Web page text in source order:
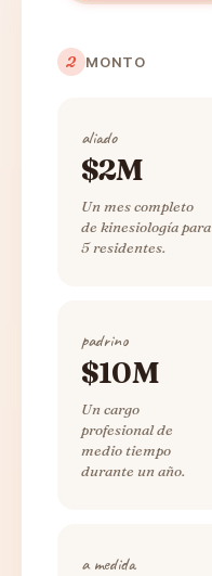
2 MONTO
aliado
$2M
Un mes completo
de kinesiología para
5 residentes.
padrino
$10M
Un cargo
profesional de
medio tiempo
durante un año.
a medida